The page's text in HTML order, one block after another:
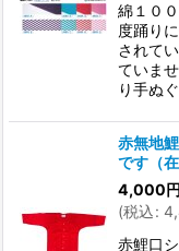
綿１０
度踊り
されて
ていま
り手ぬ
赤無地
です（
4,000円
(税込:
赤鯉口